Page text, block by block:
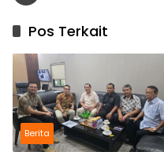
Pos Terkait
Berita